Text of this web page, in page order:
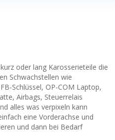
oder lang Karosserieteile die
Schwachstellen wie
Schlüssel, OP-COM Laptop,
Airbags, Steuerrelais
alles was verpixeln kann
eine Vorderachse und
und dann bei Bedarf